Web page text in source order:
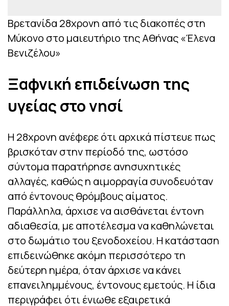
Βρετανίδα 28χρονη από τις διακοπές στη
Μύκονο στο μαιευτήριο της Αθήνας «Έλενα
Βενιζέλου»
Ξαφνική επιδείνωση της
υγείας στο νησί
Η 28χρονη ανέφερε ότι αρχικά πίστευε πως
βρισκόταν στην περίοδό της, ωστόσο
σύντομα παρατήρησε ανησυχητικές
αλλαγές, καθώς η αιμορραγία συνοδευόταν
από έντονους θρόμβους αίματος.
Παράλληλα, άρχισε να αισθάνεται έντονη
αδιαθεσία, με αποτέλεσμα να καθηλώνεται
στο δωμάτιο του ξενοδοχείου. Η κατάσταση
επιδεινώθηκε ακόμη περισσότερο τη
δεύτερη ημέρα, όταν άρχισε να κάνει
επανειλημμένους, έντονους εμετούς. Η ίδια
περιγράφει ότι ένιωθε εξαιρετικά